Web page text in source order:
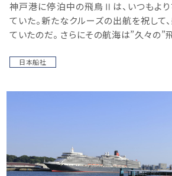
神戸港に停泊中の飛鳥Ⅱは、いつもより
ていた。新たなクルーズの出航を祝して
ていたのだ。 さらにその航海は”久々の”
日本船社